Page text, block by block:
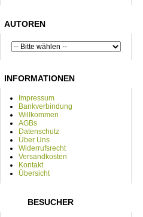
AUTOREN
INFORMATIONEN
Impressum
Bankverbindung
Willkommen
AGBs
Datenschutz
Über Uns
Widerrufsrecht
Versandkosten
Kontakt
Übersicht
BESUCHER